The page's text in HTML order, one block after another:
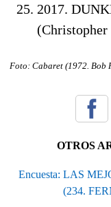
2017.
(Christopher
Foto: Cabaret (1972. Bob
OTROS
Encuesta: LAS
(234.